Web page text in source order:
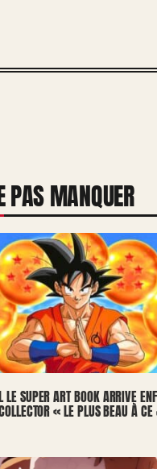
PAS MANQUER
LE SUPER ART BOOK ARRIVE
« LE PLUS BEAU À